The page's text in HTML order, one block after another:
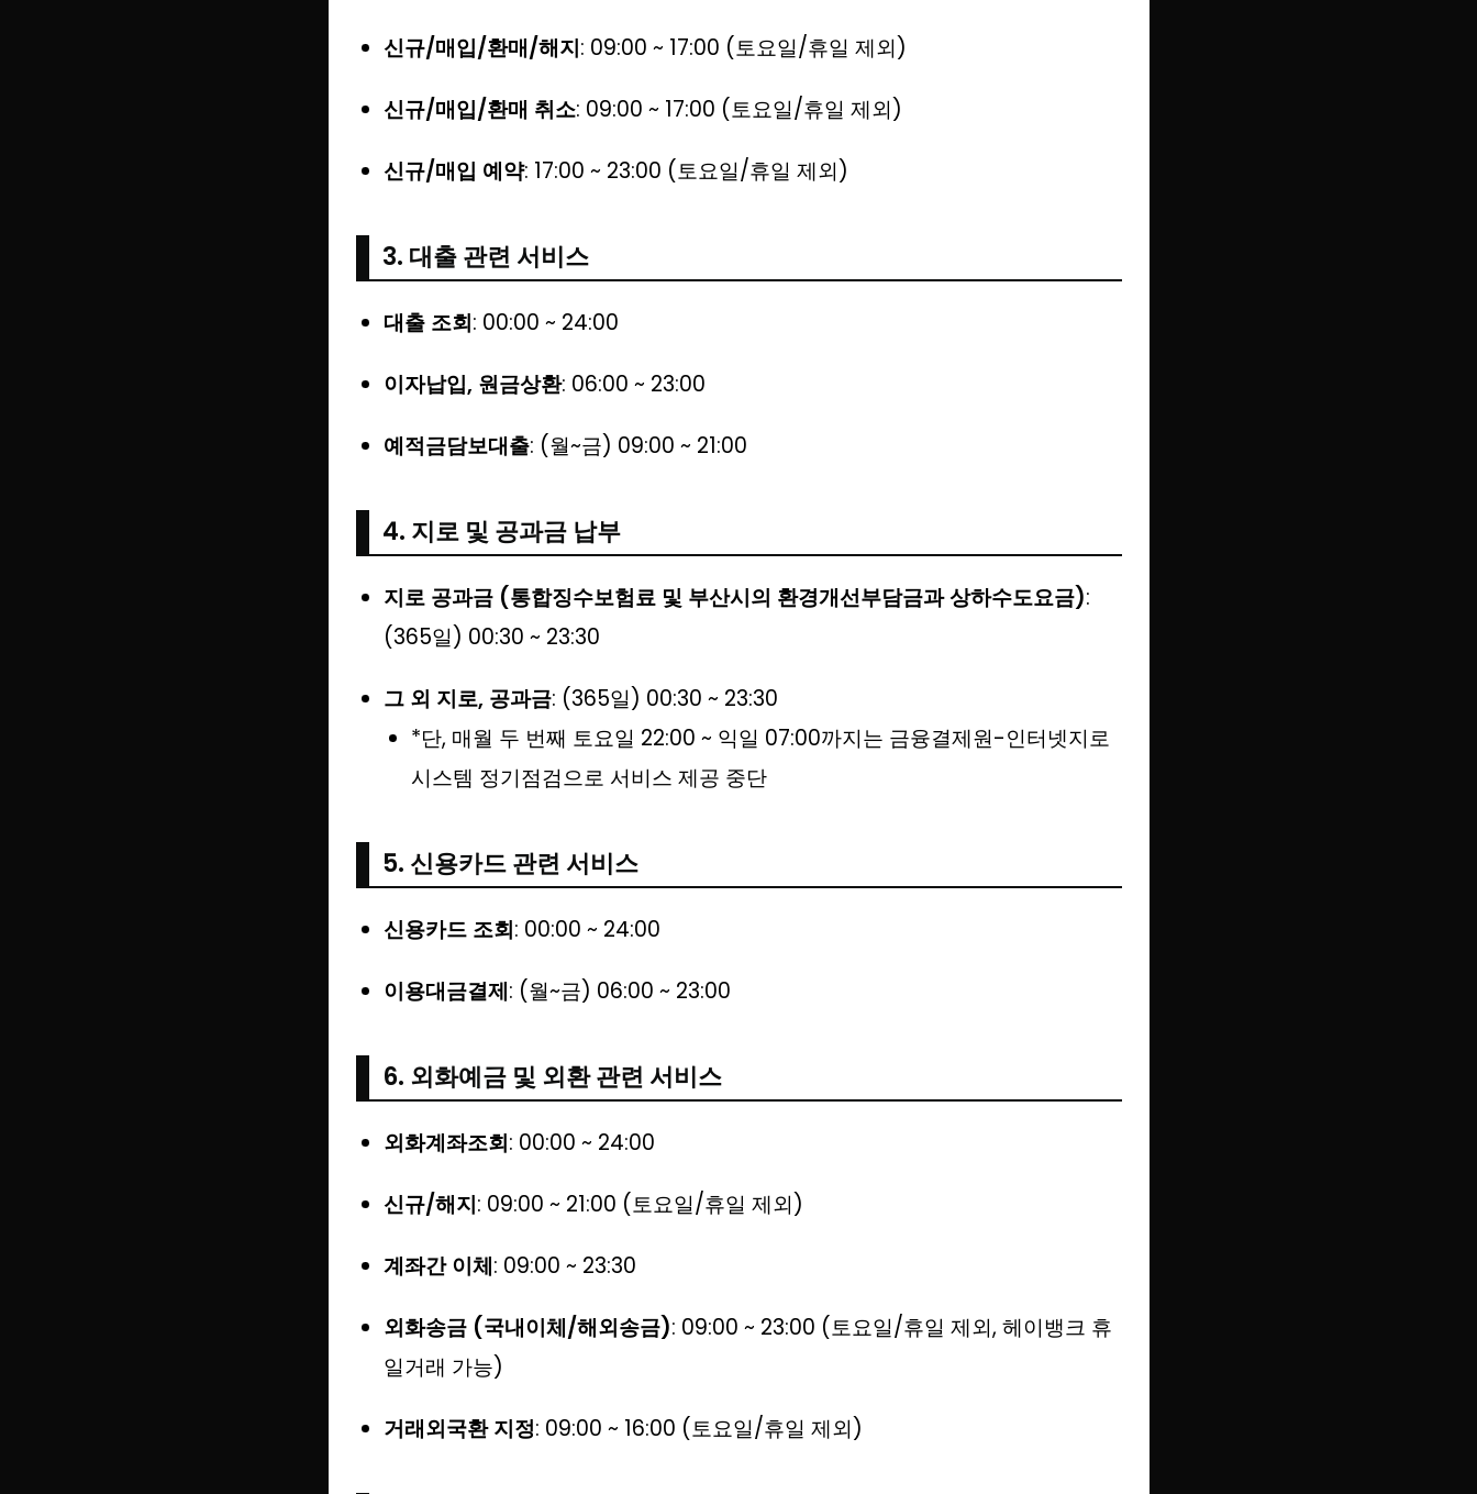
신규/매입/환매/해지: 09:00 ~ 17:00 (토요일/휴일 제외)
신규/매입/환매 취소: 09:00 ~ 17:00 (토요일/휴일 제외)
신규/매입 예약: 17:00 ~ 23:00 (토요일/휴일 제외)
3. 대출 관련 서비스
대출 조회: 00:00 ~ 24:00
이자납입, 원금상환: 06:00 ~ 23:00
예적금담보대출: (월~금) 09:00 ~ 21:00
4. 지로 및 공과금 납부
지로 공과금 (통합징수보험료 및 부산시의 환경개선부담금과 상하수도요금):
(365일) 00:30 ~ 23:30
그 외 지로, 공과금: (365일) 00:30 ~ 23:30
*단, 매월 두 번째 토요일 22:00 ~ 익일 07:00까지는 금융결제원-인터넷지로
시스템 정기점검으로 서비스 제공 중단
5. 신용카드 관련 서비스
신용카드 조회: 00:00 ~ 24:00
이용대금결제: (월~금) 06:00 ~ 23:00
6. 외화예금 및 외환 관련 서비스
외화계좌조회: 00:00 ~ 24:00
신규/해지: 09:00 ~ 21:00 (토요일/휴일 제외)
계좌간 이체: 09:00 ~ 23:30
외화송금 (국내이체/해외송금): 09:00 ~ 23:00 (토요일/휴일 제외, 헤이뱅크 휴
일거래 가능)
거래외국환 지정: 09:00 ~ 16:00 (토요일/휴일 제외)